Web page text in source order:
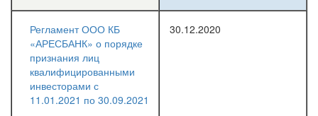
Регламент ООО КБ
«АРЕСБАНК» о порядке
признания лиц
квалифицированными
инвесторами с
11.01.2021 по 30.09.2021
30.12.2020